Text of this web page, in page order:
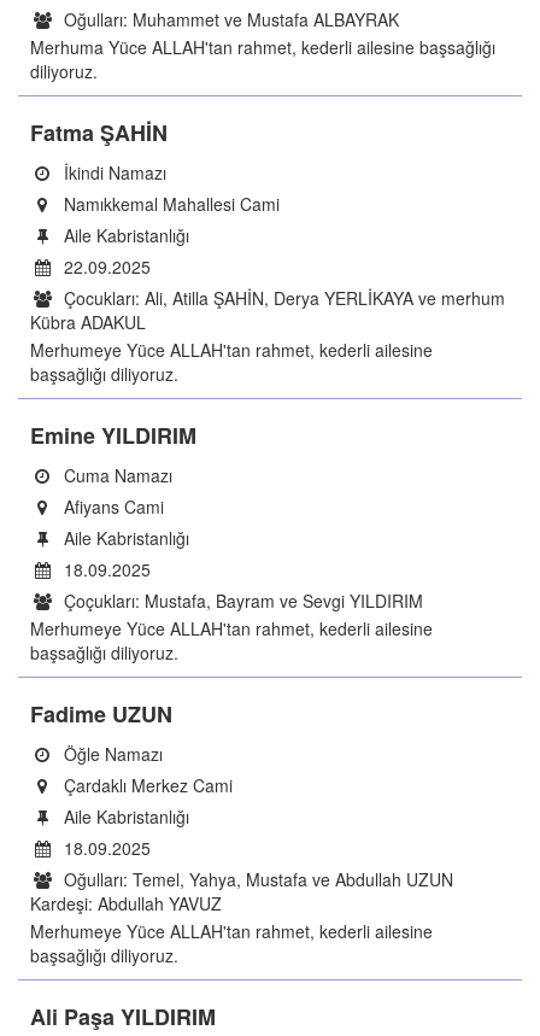
Oğulları: Muhammet ve Mustafa ALBAYRAK
Merhuma Yüce ALLAH'tan rahmet, kederli ailesine başsağlığı
diliyoruz.
Fatma ŞAHİN
İkindi Namazı
Namıkkemal Mahallesi Cami
Aile Kabristanlığı
22.09.2025
Çocukları: Ali, Atilla ŞAHİN, Derya YERLİKAYA ve merhum
Kübra ADAKUL
Merhumeye Yüce ALLAH'tan rahmet, kederli ailesine
başsağlığı diliyoruz.
Emine YILDIRIM
Cuma Namazı
Afiyans Cami
Aile Kabristanlığı
18.09.2025
Çoçukları: Mustafa, Bayram ve Sevgi YILDIRIM
Merhumeye Yüce ALLAH'tan rahmet, kederli ailesine
başsağlığı diliyoruz.
Fadime UZUN
Öğle Namazı
Çardaklı Merkez Cami
Aile Kabristanlığı
18.09.2025
Oğulları: Temel, Yahya, Mustafa ve Abdullah UZUN
Kardeşi: Abdullah YAVUZ
Merhumeye Yüce ALLAH'tan rahmet, kederli ailesine
başsağlığı diliyoruz.
Ali Paşa YILDIRIM